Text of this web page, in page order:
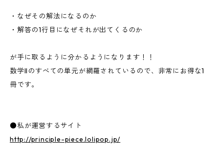
・なぜその解法になるのか
・解答の1行目になぜそれが出てくるのか
が手に取るように分かるようになります！！
数学IIのすべての単元が網羅されているので、非常にお得な1
冊です。
●私が運営するサイト
http://principle-piece.lolipop.jp/